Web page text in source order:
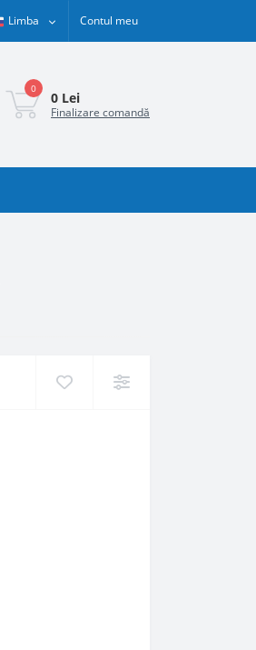
Limba Contul meu
0
0 Lei
Finalizare comandă